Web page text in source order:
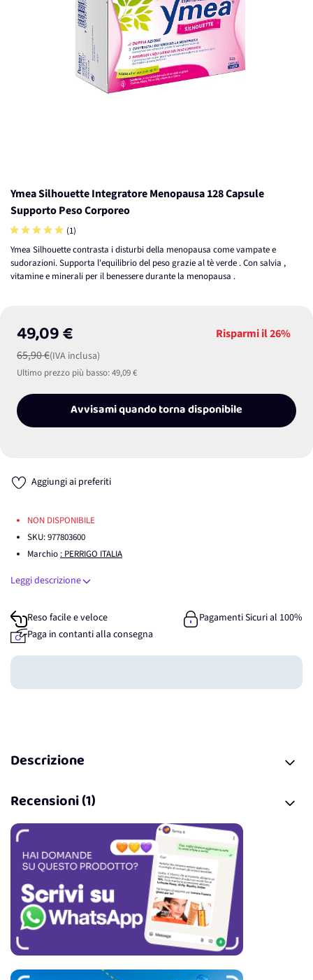
Ymea Silhouette Integratore Menopausa 128 Capsule
Supporto Peso Corporeo
(1)
Ymea Silhouette contrasta i disturbi della menopausa come vampate e
sudorazioni. Supporta l'equilibrio del peso grazie al tè verde . Con salvia ,
vitamine e minerali per il benessere durante la menopausa .
49,09 €
65,90 €(IVA inclusa)
Risparmi il26%
Ultimo prezzo più basso:49,09 €
Avvisami quando torna disponibile
Aggiungi ai preferiti
NON DISPONIBILE
SKU:977803600
Marchio : PERRIGO ITALIA
Leggi descrizione
Reso facile e veloce
Pagamenti Sicuri al 100%
Paga in contanti alla consegna
Guadagna
Descrizione
Recensioni (1)